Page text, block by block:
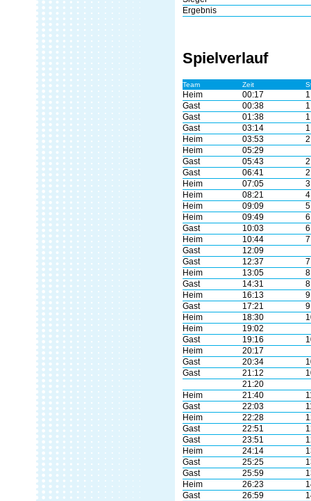
Ergebnis
Spielverlauf
Team Zeit
Heim 00:17
Gast
00:38
Gast
01:38
Gast
03:14
Heim
03:53
Heim
05:29
Gast
05:43
Gast
06:41
Heim
07:05
Heim
08:21
Heim
09:09
Heim
09:49
Gast
10:03
Heim
10:44
Gast
12:09
Gast
12:37
Heim
13:05
Gast
14:31
Heim
16:13
Gast
17:21
Heim
18:30
Heim
19:02
Gast
19:16
Heim
20:17
Gast
20:34
Gast
21:12
21:20
Heim
21:40
Gast
22:03
Heim
22:28
Gast
22:51
Gast
23:51
Heim
24:14
Gast
25:25
Gast
25:59
Heim
26:23
Gast
26:59